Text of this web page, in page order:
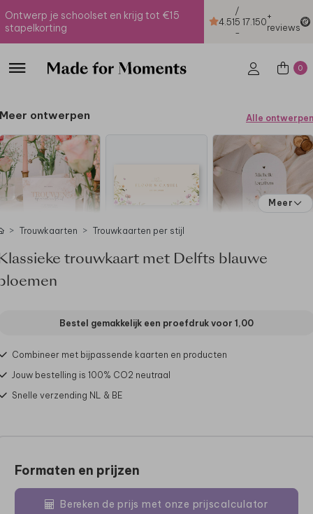
Ontwerp je schoolset en krijg tot €15
stapelkorting
4.51
/
5
-
17.150+
reviews
0
Meer ontwerpen Alle ontwerpen
Meer
Trouwkaarten Trouwkaarten per stijl
trouwkaart met Delfts blauwe
Bestel gemakkelijk een proefdruk voor 1,00
Combineer met bijpassende kaarten en producten
Jouw bestelling is 100% CO2 neutraal
Snelle verzending NL & BE
Formaten en prijzen
Bereken de prijs met onze prijscalculator